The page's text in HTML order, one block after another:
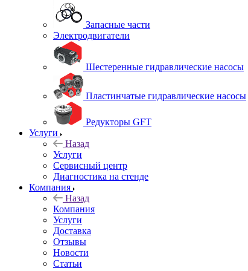
Запасные части
Электродвигатели
Шестеренные гидравлические насосы
Пластинчатые гидравлические насосы
Редукторы GFT
Услуги
Назад
Услуги
Сервисный центр
Диагностика на стенде
Компания
Назад
Компания
Услуги
Доставка
Отзывы
Новости
Статьи